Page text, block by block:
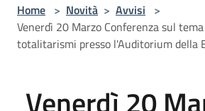
Home > Novità > Avvisi >
Venerdì 20 Marzo Conferenza sul
totalitarismi presso l'Auditorium della